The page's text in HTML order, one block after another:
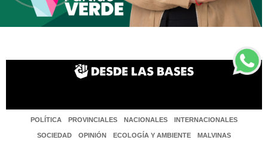
POLÍTICA PROVINCIALES NACIONALES INTERNACIONALES
SOCIEDAD OPINIÓN ECOLOGÍA Y AMBIENTE MALVINAS